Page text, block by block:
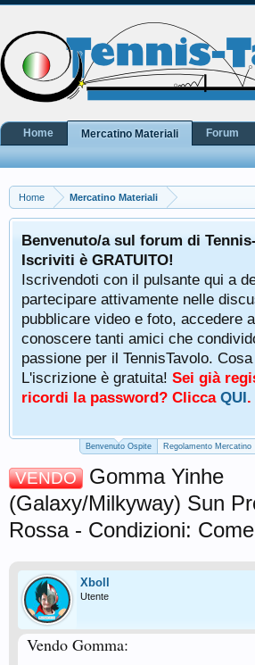
Home Mercatino Materiali
Benvenuto/a sul forum di
Iscriviti è GRATUITO!
Iscrivendoti con il pulsante qui a
partecipare attivamente nelle
pubblicare video e foto, accedere
conoscere tanti amici che
passione per il TennisTavolo.
L'iscrizione è gratuita! Sei già
ricordi la password? Clicca QUI.
Benvenuto Ospite Regolamento Mercatino
VENDO
Gomma Yinhe
(Galaxy/Milkyway) Sun
Rossa - Condizioni:
Xboll
Utente
Vendo Gomma:
Home Mercatino Materiali Forum